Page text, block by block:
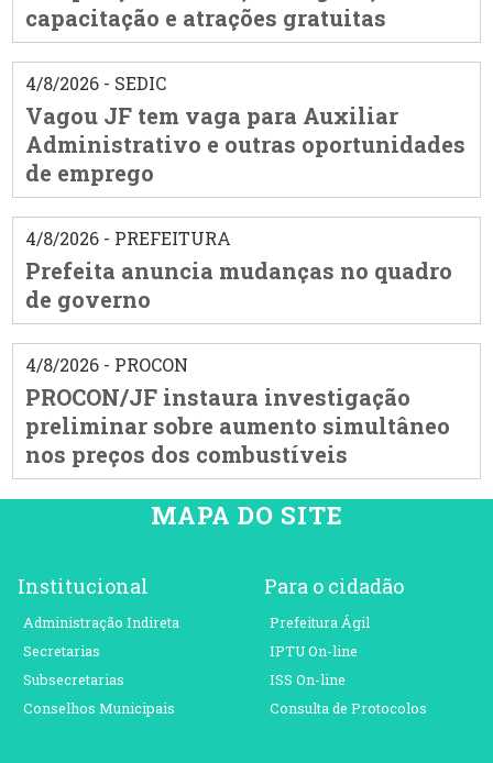
capacitação e atrações gratuitas
4/8/2026 - SEDIC
Vagou JF tem vaga para Auxiliar
Administrativo e outras oportunidades
de emprego
4/8/2026 - PREFEITURA
Prefeita anuncia mudanças no quadro
de governo
4/8/2026 - PROCON
PROCON/JF instaura investigação
preliminar sobre aumento simultâneo
nos preços dos combustíveis
MAPA DO SITE
Institucional
Administração Indireta
Secretarias
Subsecretarias
Conselhos Municipais
Para o cidadão
Prefeitura Ágil
IPTU On-line
ISS On-line
Consulta de Protocolos